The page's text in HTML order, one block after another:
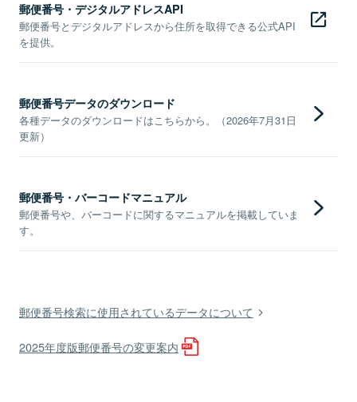
郵便番号・デジタルアドレスAPI
郵便番号とデジタルアドレスから住所を取得できる公式API
を提供。
郵便番号データのダウンロード
各種データのダウンロードはこちらから。（2026年7月31日
更新）
郵便番号・バーコードマニュアル
郵便番号や、バーコードに関するマニュアルを掲載していま
す。
郵便番号検索に使用されているデータについて
2025年度版郵便番号の変更案内